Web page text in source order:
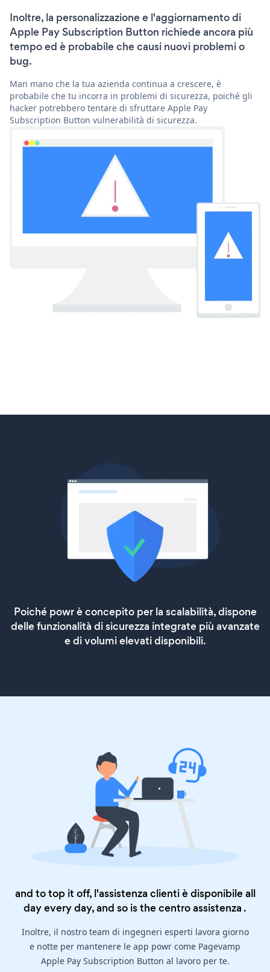
Inoltre, la personalizzazione e l'aggiornamento di
Apple Pay Subscription Button richiede ancora più
tempo ed è probabile che causi nuovi problemi o
bug.
Man mano che la tua azienda continua a crescere, è
probabile che tu incorra in problemi di sicurezza, poiché gli
hacker potrebbero tentare di sfruttare Apple Pay
Subscription Button vulnerabilità di sicurezza.
Poiché powr è concepito per la scalabilità, dispone
delle funzionalità di sicurezza integrate più avanzate
e di volumi elevati disponibili.
and to top it off, l'assistenza clienti è disponibile all
day every day, and so is thecentro assistenza .
Inoltre, il nostro team di ingegneri esperti lavora giorno
e notte per mantenere le app powr come Pagevamp
Apple Pay Subscription Button al lavoro per te.